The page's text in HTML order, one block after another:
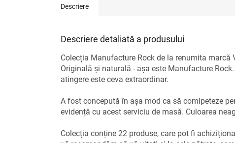
Descriere
Descriere detaliată a produsului
Colecția Manufacture Rock de la renumita marcă
Originală și naturală - așa este Manufacture
atingere este ceva extraordinar.
A fost concepută în așa mod ca să comlpeteze
evidență cu acest serviciu de masă. Culoarea
Colecția conține 22 produse, care pot fi